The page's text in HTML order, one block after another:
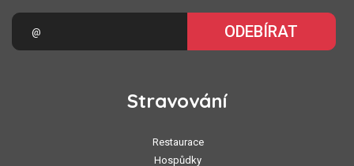
ODEBÍRAT
Stravování
Restaurace
Hospůdky